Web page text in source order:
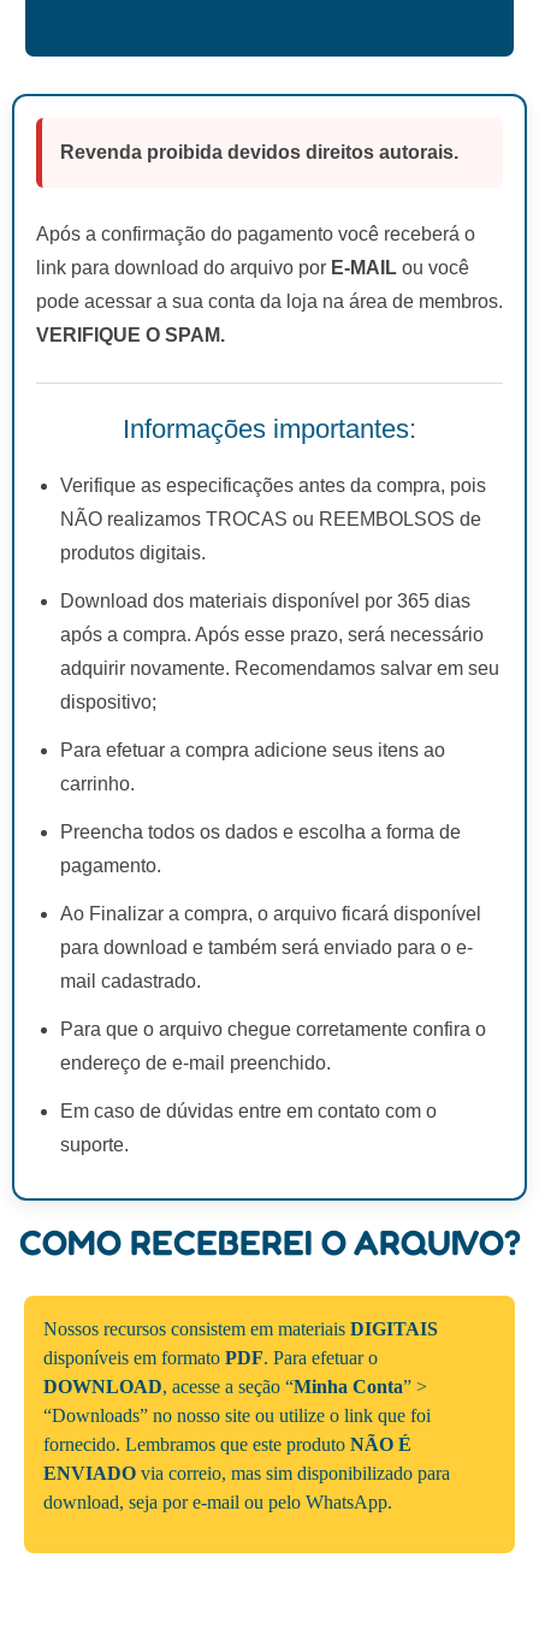
Revenda proibida devidos direitos autorais.
Após a confirmação do pagamento você receberá o
link para download do arquivo por E-MAIL ou você
pode acessar a sua conta da loja na área de membros.
VERIFIQUE O SPAM.
Informações importantes:
Verifique as especificações antes da compra, pois
NÃO realizamos TROCAS ou REEMBOLSOS de
produtos digitais.
Download dos materiais disponível por 365 dias
após a compra. Após esse prazo, será necessário
adquirir novamente. Recomendamos salvar em seu
dispositivo;
Para efetuar a compra adicione seus itens ao
carrinho.
Preencha todos os dados e escolha a forma de
pagamento.
Ao Finalizar a compra, o arquivo ficará disponível
para download e também será enviado para o e-
mail cadastrado.
Para que o arquivo chegue corretamente confira o
endereço de e-mail preenchido.
Em caso de dúvidas entre em contato com o
suporte.
COMO RECEBEREI O ARQUIVO?
Nossos recursos consistem em materiais DIGITAIS
disponíveis em formato PDF. Para efetuar o
DOWNLOAD, acesse a seção “Minha Conta” >
“Downloads” no nosso site ou utilize o link que foi
fornecido. Lembramos que este produto NÃO É
ENVIADO via correio, mas sim disponibilizado para
download, seja por e-mail ou pelo WhatsApp.